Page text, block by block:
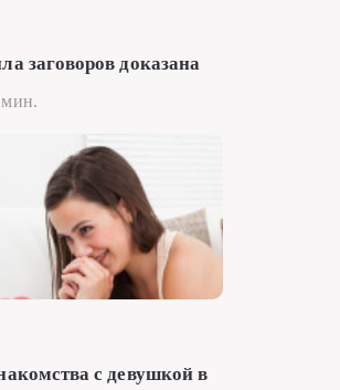
заговоров доказана
мин.
с девушкой в